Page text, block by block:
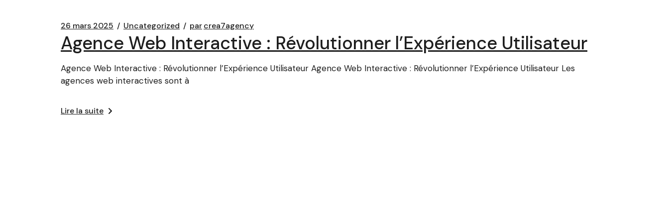
26 mars 2025 Uncategorized parcrea7agency
Agence Web Interactive : Révolutionner l’Expérience Utilisateur
Agence Web Interactive : Révolutionner l’Expérience Utilisateur Agence Web Interactive : Révolutionner l’Expérience Utilisateur Les
agences web interactives sont à
Lire la suite